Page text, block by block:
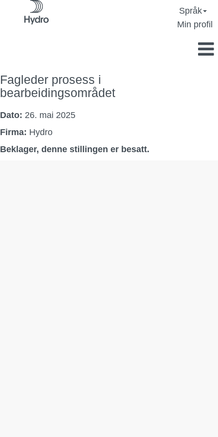
Språk
Min profil
Fagleder prosess i
bearbeidingsområdet
Dato: 26. mai 2025
Firma: Hydro
Beklager, denne stillingen er besatt.